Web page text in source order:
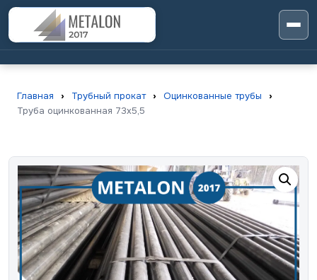
Главная › Трубный прокат › Оцинкованные трубы
›
Труба оцинкованная 73х5,5